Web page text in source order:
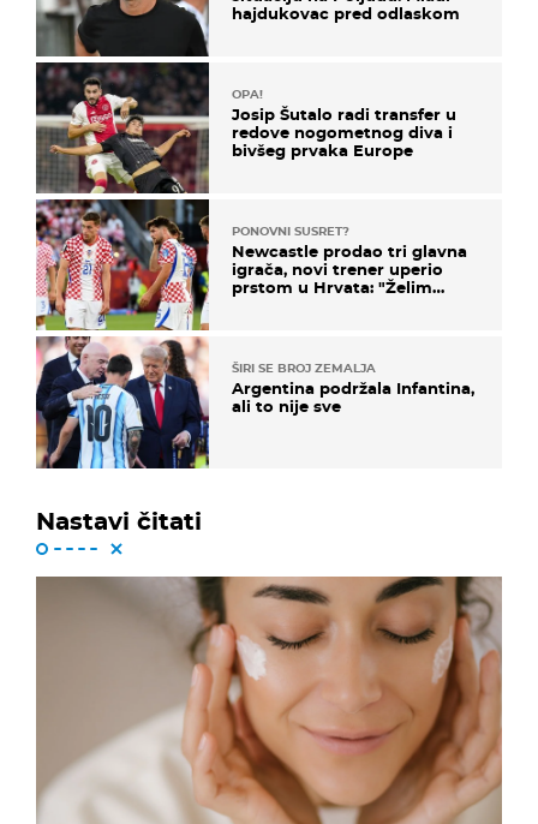
hajdukovac pred odlaskom
OPA!
Josip Šutalo radi transfer u
redove nogometnog diva i
bivšeg prvaka Europe
PONOVNI SUSRET?
Newcastle prodao tri glavna
igrača, novi trener uperio
prstom u Hrvata: "Želim
ŠIRI SE BROJ ZEMALJA
Argentina podržala Infantina,
ali to nije sve
Nastavi čitati